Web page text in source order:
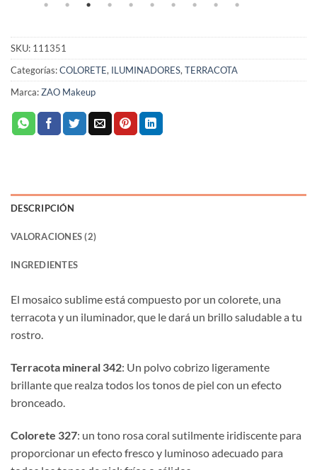
SKU: 111351
Categorías:COLORETE, ILUMINADORES,TERRACOTA
Marca:ZAO Makeup
DESCRIPCIÓN
VALORACIONES (2)
INGREDIENTES
El mosaico sublime está compuesto por un colorete, una
terracota y un iluminador, que le dará un brillo saludable a tu
rostro.
Terracota mineral 342: Un polvo cobrizo ligeramente
brillante que realza todos los tonos de piel con un efecto
bronceado.
Colorete 327: un tono rosa coral sutilmente iridiscente para
proporcionar un efecto fresco y luminoso adecuado para